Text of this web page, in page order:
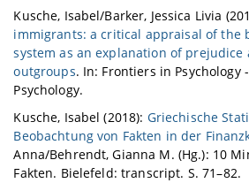
Kusche, Isabel/Barker, Jessica Livia
immigrants: a critical appraisal of the
system as an explanation of prejudice
outgroups. In: Frontiers in Psychology
Psychology.
Kusche, Isabel (2018): Griechische
Beobachtung von Fakten in der
Anna/Behrendt, Gianna M. (Hg.): 10
Fakten. Bielefeld: transcript. S. 71–82.